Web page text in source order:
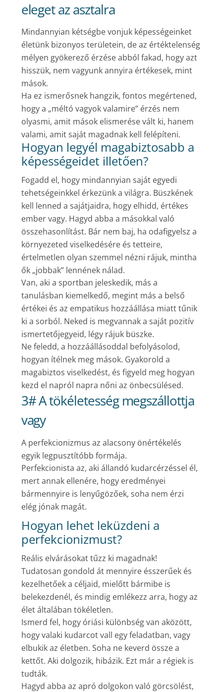
eleget az asztalra
Mindannyian kétségbe vonjuk képességeinket
életünk bizonyos területein, de az értéktelenség
mélyen gyökerező érzése abból fakad, hogy azt
hisszük, nem vagyunk annyira értékesek, mint
mások.
Ha ez ismerősnek hangzik, fontos megértened,
hogy a „méltó vagyok valamire” érzés nem
olyasmi, amit mások elismerése vált ki, hanem
valami, amit saját magadnak kell felépíteni.
Hogyan legyél magabiztosabb a
képességeidet illetően?
Fogadd el, hogy mindannyian saját egyedi
tehetségeinkkel érkezünk a világra. Büszkének
kell lenned a sajátjaidra, hogy elhidd, értékes
ember vagy. Hagyd abba a másokkal való
összehasonlítást. Bár nem baj, ha odafigyelsz a
környezeted viselkedésére és tetteire,
értelmetlen olyan szemmel nézni rájuk, mintha
ők „jobbak” lennének nálad.
Van, aki a sportban jeleskedik, más a
tanulásban kiemelkedő, megint más a belső
értékei és az empatikus hozzáállása miatt tűnik
ki a sorból. Neked is megvannak a saját pozitív
ismertetőjegyeid, légy rájuk büszke.
Ne feledd, a hozzáállásoddal befolyásolod,
hogyan ítélnek meg mások. Gyakorold a
magabiztos viselkedést, és figyeld meg hogyan
kezd el napról napra nőni az önbecsülésed.
3# A tökéletesség megszállottja
vagy
A perfekcionizmus az alacsony önértékelés
egyik legpusztítóbb formája.
Perfekcionista az, aki állandó kudarcérzéssel él,
mert annak ellenére, hogy eredményei
bármennyire is lenyűgözőek, soha nem érzi
elég jónak magát.
Hogyan lehet leküzdeni a
perfekcionizmust?
Reális elvárásokat tűzz ki magadnak!
Tudatosan gondold át mennyire ésszerűek és
kezelhetőek a céljaid, mielőtt bármibe is
belekezdenél, és mindig emlékezz arra, hogy az
élet általában tökéletlen.
Ismerd fel, hogy óriási különbség van aközött,
hogy valaki kudarcot vall egy feladatban, vagy
elbukik az életben. Soha ne keverd össze a
kettőt. Aki dolgozik, hibázik. Ezt már a régiek is
tudták.
Hagyd abba az apró dolgokon való görcsölést,